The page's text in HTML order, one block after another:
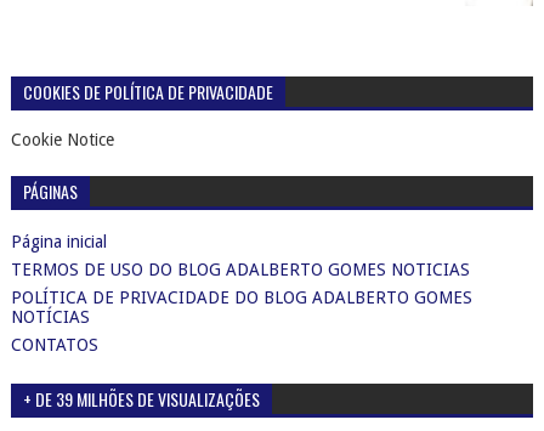
COOKIES DE POLÍTICA DE PRIVACIDADE
Cookie Notice
PÁGINAS
Página inicial
TERMOS DE USO DO BLOG ADALBERTO GOMES NOTICIAS
POLÍTICA DE PRIVACIDADE DO BLOG ADALBERTO GOMES
NOTÍCIAS
CONTATOS
+ DE 39 MILHÕES DE VISUALIZAÇÕES